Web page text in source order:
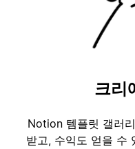
크리
Notion 템플릿 갤러
받고, 수익도 얻을 수